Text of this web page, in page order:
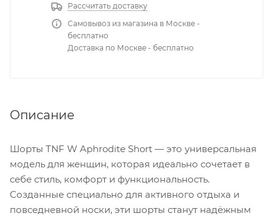
Рассчитать доставку
Самовывоз из магазина в Москве -
бесплатно
Доставка по Москве - бесплатно
Описание
Шорты TNF W Aphrodite Short — это универсальная
модель для женщин, которая идеально сочетает в
себе стиль, комфорт и функциональность.
Созданные специально для активного отдыха и
повседневной носки, эти шорты станут надёжным